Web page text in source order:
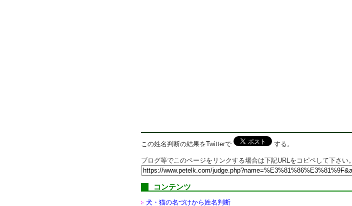
この姓名判断の結果をTwitterで する。
ブログ等でこのページをリンクする場合は下記URLをコピペして下さい。
コンテンツ
犬・猫の名づけから姓名判断